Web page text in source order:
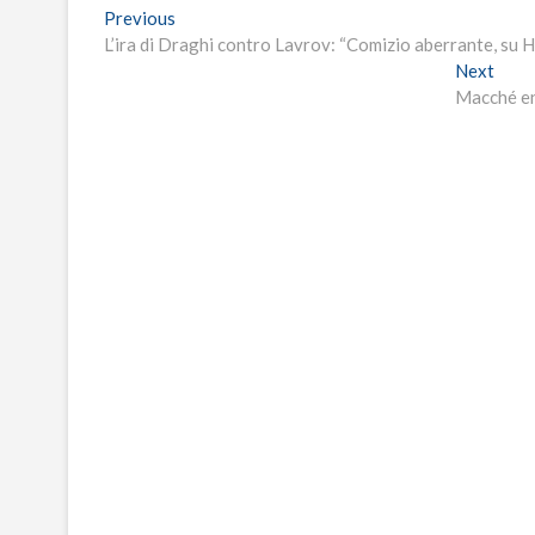
Navigazione
articoli
Previous
post:
L’ira di Draghi contro Lavrov: “Comizio aberrante, su
NextNext
post:
Macché